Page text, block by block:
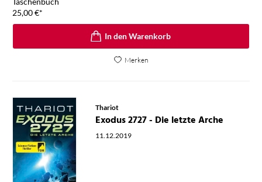
25,00€*
In den Warenkorb
Merken
Thariot
Exodus 2727 - Die letzte Arche
11.12.2019